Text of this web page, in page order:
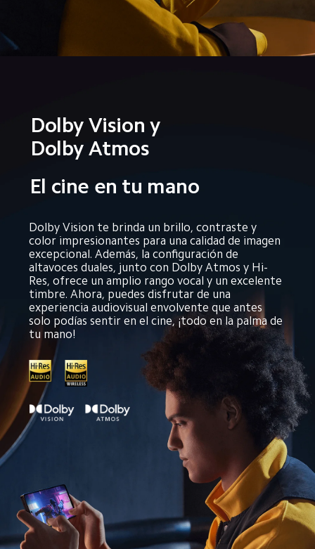
Dolby Vision y
Dolby Atmos
El cine en tu mano
Dolby Vision te brinda un brillo, contraste y
color impresionantes para una calidad de imagen
excepcional. Además, la configuración de
altavoces duales, junto con Dolby Atmos y Hi-
Res, ofrece un amplio rango vocal y un excelente
timbre. Ahora, puedes disfrutar de una
experiencia audiovisual envolvente que antes
solo podías sentir en el cine, ¡todo en la palma de
tu mano!